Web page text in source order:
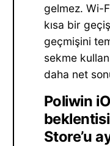
gelmez. Wi-
kısa bir
geçmişini
sekme
daha net
Poliwin
Store’u